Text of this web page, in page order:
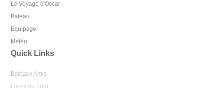
Le Voyage d'Oscar
Bateau
Equipage
Météo
Quick Links
Bateaux Amis
Livres du bord